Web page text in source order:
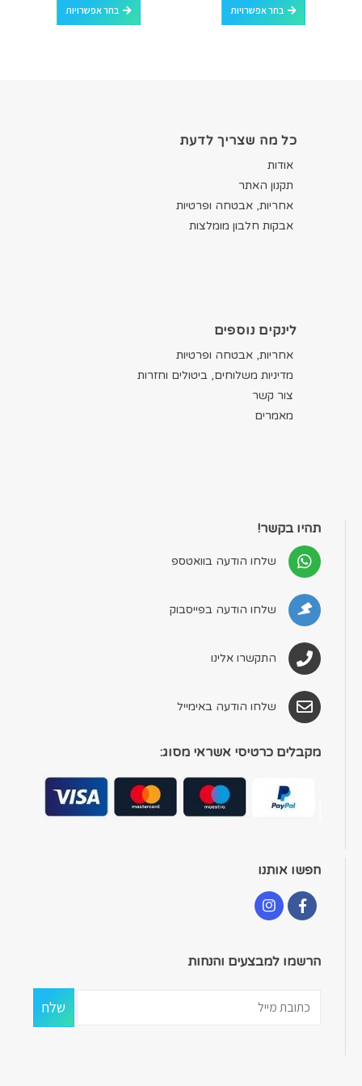
בחר אפשרויות בחר אפשרויות
כל מה שצריך לדעת
אודות
תקנון האתר
אחריות, אבטחה ופרטיות
אבקות חלבון מומלצות
לינקים נוספים
אחריות, אבטחה ופרטיות
מדיניות משלוחים, ביטולים וחזרות
צור קשר
מאמרים
תהיו בקשר!
שלחו הודעה בוואטספ
שלחו הודעה בפייסבוק
התקשרו אלינו
שלחו הודעה באימייל
מקבלים כרטיסי אשראי מסוג:
חפשו אותנו
הרשמו למבצעים והנחות